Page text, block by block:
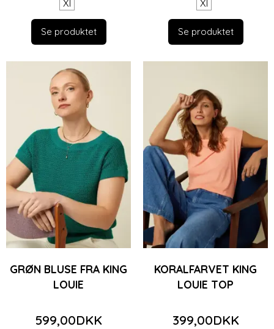
Xl
Se produktet
Xl
Se produktet
GRØN BLUSE FRA KING
LOUIE
599,00DKK
KORALFARVET KING
LOUIE TOP
399,00DKK